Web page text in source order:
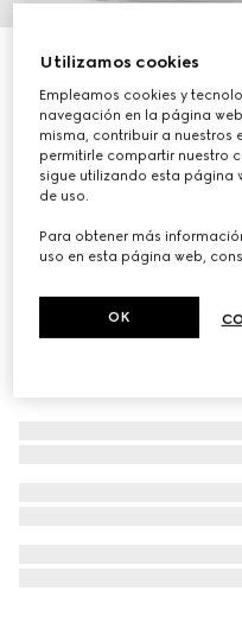
Bolso tote Mercato
€ 2.300
Variacionespiel blanca
Utilizamos cookies
Empleamos cookies y
navegación en la página
misma, contribuir a nuestros
permitirle compartir nuestro
sigue utilizando esta página
de uso.
Para obtener más
uso en esta página web,
OK